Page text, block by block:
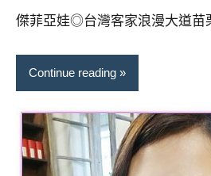
傑菲亞娃◎台灣客家浪漫大道苗
Continue reading